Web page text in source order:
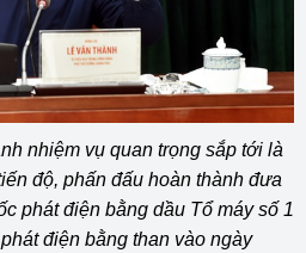
nhiệm vụ quan trọng sắp tới là
độ, phấn đấu hoàn thành đưa
phát điện bằng dầu Tổ máy số 1
điện bằng than vào ngày